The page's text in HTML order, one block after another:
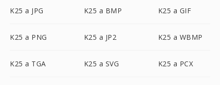
K25 a JPG K25 a BMP K25 a GIF
K25 a PNG K25 a JP2 K25 a WBMP
K25 a TGA K25 a SVG K25 a PCX